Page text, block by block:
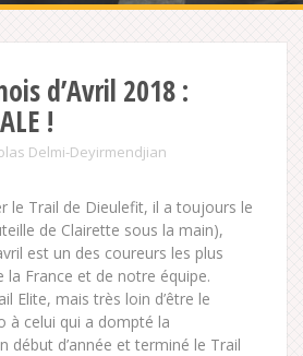
d’Avril 2018 :
!
Delmi-Deyirmendjian
le Trail de Dieulefit, il a toujours le
de Clairette sous la main),
est un des coureurs les plus
la France et de notre équipe.
Elite, mais très loin d’être le
à celui qui a dompté la
début d’année et terminé le Trail